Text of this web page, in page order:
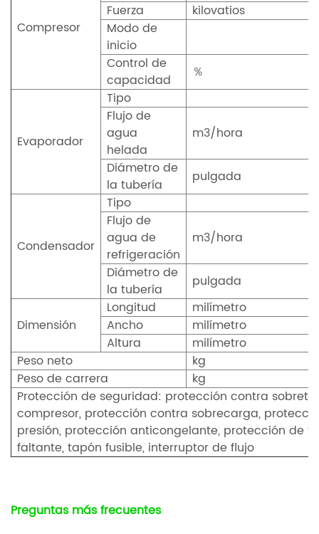
Compresor
Fuerza
kilovatios
Modo de
inicio
Control de
capacidad
％
Evaporador
Tipo
Flujo de
agua
helada
m3/hora
Diámetro de
la tubería
pulgada
Condensador
Tipo
Flujo de
agua de
refrigeración
m3/hora
Diámetro de
la tubería
pulgada
Dimensión
Longitud milímetro
Ancho
milímetro
Altura
milímetro
Peso neto
kg
Peso de carrera
kg
Protección de seguridad: protección contra
compresor, protección contra sobrecarga,
presión, protección anticongelante, protección de
faltante, tapón fusible, interruptor de flujo
Preguntas más frecuentes